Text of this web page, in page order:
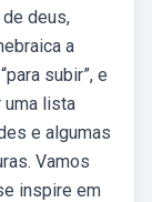
deus,
a
subir”, e
uma lista
e algumas
Vamos
inspire em